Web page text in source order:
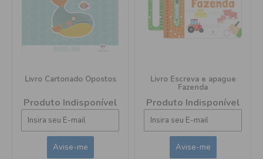
Livro Cartonado Opostos
Produto Indisponível
Livro Escreva e apague
Fazenda
Produto Indisponível